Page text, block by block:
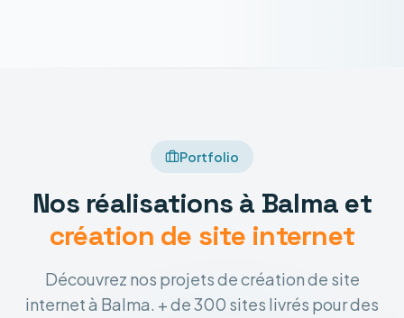
Portfolio
Nos réalisations à Balma et
création de site internet
Découvrez nos projets de création de site
internet à Balma. + de 300 sites livrés pour des